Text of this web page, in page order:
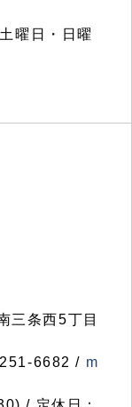
曜日・日曜
三条西5丁目
6682 / m